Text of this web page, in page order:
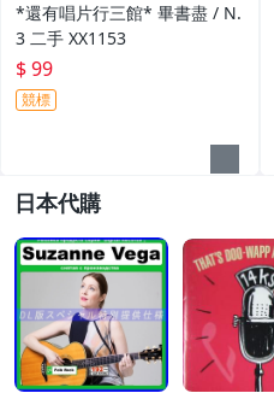
*還有唱片行三館* 畢書盡 / N.
3 二手 XX1153
$ 99
競標
日本代購